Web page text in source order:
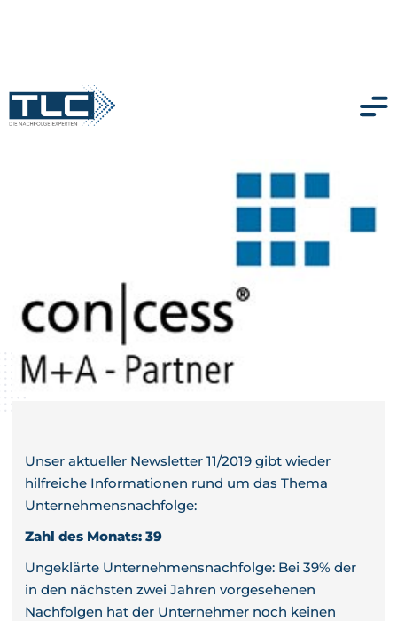
Unser aktueller Newsletter 11/2019 gibt wieder
hilfreiche Informationen rund um das Thema
Unternehmensnachfolge:
Zahl des Monats: 39
Ungeklärte Unternehmensnachfolge: Bei 39% der
in den nächsten zwei Jahren vorgesehenen
Nachfolgen hat der Unternehmer noch keinen